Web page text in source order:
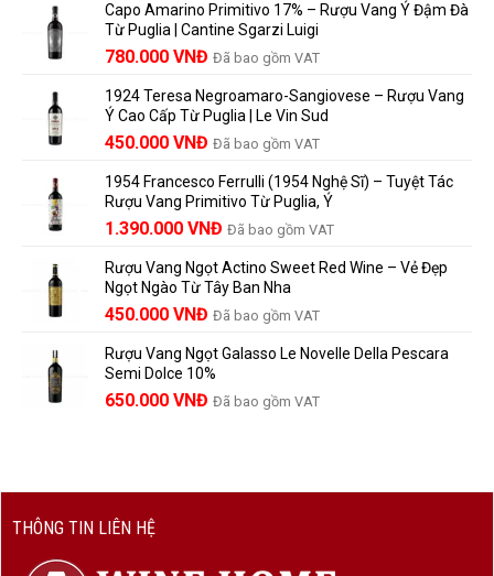
lựa
chọn
đáng
nhãn
rượu
vang
và
những
người
vang
nên
biết
Được
Bao
Lâu?
Dẫn
Lưu
Trữ
Và
Thành
Capo Amarino Primitivo 17% – Rượu Vang Ý Đậm Đà
Từ Puglia | Cantine Sgarzi Luigi
Giá
là:
858.000 VNĐ.
780.000 VNĐ Giá
tại
là:
780.000 VNĐ.
Đã bao gồm VAT
1924 Teresa Negroamaro-Sangiovese – Rượu Vang
Ý Cao Cấp Từ Puglia | Le Vin Sud
Giá
là:
495.000 VNĐ.
450.000 VNĐ Giá
tại
là:
450.000 VNĐ.
Đã bao gồm VAT
1954 Francesco Ferrulli (1954 Nghệ Sĩ) – Tuyệt Tác
Rượu Vang Primitivo Từ Puglia, Ý
Giá
là:
1.529.000 VNĐ.
1.390.000 VNĐ Giá
tại
là:
1.390.000 VNĐ.
Đã bao gồm VAT
Rượu Vang Ngọt Actino Sweet Red Wine – Vẻ Đẹp
Ngọt Ngào Từ Tây Ban Nha
450.000 VNĐ Đã bao gồm VAT
Rượu Vang Ngọt Galasso Le Novelle Della Pescara
Semi Dolce 10%
650.000 VNĐ Đã bao gồm VAT
THÔNG TIN LIÊN HỆ